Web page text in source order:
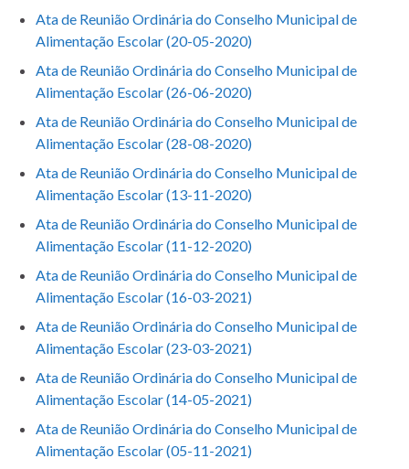
Ata de Reunião Ordinária do Conselho Municipal de
Alimentação Escolar (20-05-2020)
Ata de Reunião Ordinária do Conselho Municipal de
Alimentação Escolar (26-06-2020)
Ata de Reunião Ordinária do Conselho Municipal de
Alimentação Escolar (28-08-2020)
Ata de Reunião Ordinária do Conselho Municipal de
Alimentação Escolar (13-11-2020)
Ata de Reunião Ordinária do Conselho Municipal de
Alimentação Escolar (11-12-2020)
Ata de Reunião Ordinária do Conselho Municipal de
Alimentação Escolar (16-03-2021)
Ata de Reunião Ordinária do Conselho Municipal de
Alimentação Escolar (23-03-2021)
Ata de Reunião Ordinária do Conselho Municipal de
Alimentação Escolar (14-05-2021)
Ata de Reunião Ordinária do Conselho Municipal de
Alimentação Escolar (05-11-2021)